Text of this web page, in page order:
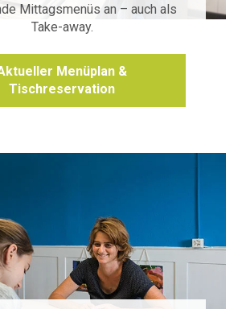
Mittagsmenüs an – auch als
Take-away.
Menüplan &
Tischreservation